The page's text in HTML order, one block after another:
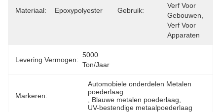
Materiaal: Epoxypolyester Gebruik:
Verf Voor
Gebouwen,
Verf Voor
Apparaten
Levering Vermogen:
5000
Ton/jaar
Markeren:
Automobiele onderdelen Metalen
poederlaag
Blauwe metalen poederlaag
UV-bestendige metaalpoederlaag